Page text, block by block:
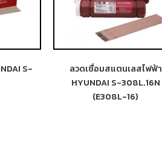
S-
ลวดเชื่อมสแตนเลสไฟฟ้า
HYUNDAI S-308L.16N
(E308L-16)